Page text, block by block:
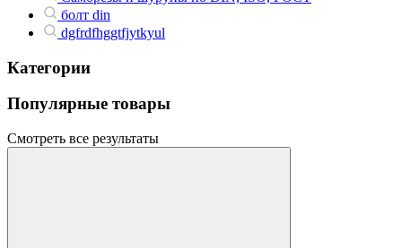
болт din
dgfrdfhggtfjytkyul
Категории
Популярные товары
Смотреть все результаты